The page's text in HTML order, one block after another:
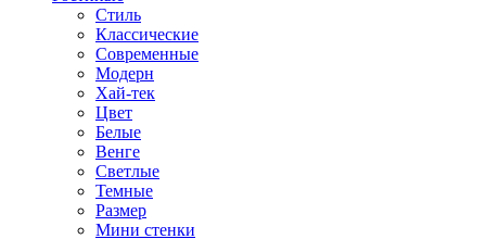
Стиль
Классические
Современные
Модерн
Хай-тек
Цвет
Белые
Венге
Светлые
Темные
Размер
Мини стенки